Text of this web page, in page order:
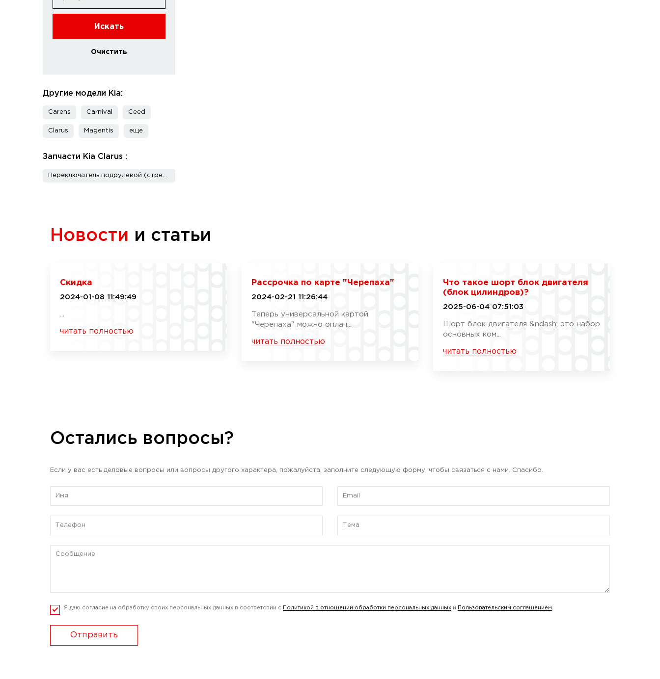
Искать
Очистить
Другие модели Kia:
Carens Carnival Ceed
Clarus Magentis еще
Запчасти Kia Clarus :
Новости и статьи
Скидка
2024-01-08 11:49:49
читать полностью
Рассрочка по карте "Черепаха"
2024-02-21 11:26:44
Теперь универсальной картой
"Черепаха" можно оплач...
читать полностью
Что такое шорт блок двигателя
(блок цилиндров)?
2025-06-04 07:51:03
Шорт блок двигателя &ndash; это набор
основных ком...
читать полностью
Остались вопросы?
Если у вас есть деловые вопросы или вопросы другого характера, пожалуйста, заполните следующую форму, чтобы связаться с нами. Спасибо.
Я даю согласие на обработку своих персональных данных в соответсвии с Политикой в отношении обработки персональных данных и Пользовательским соглашением
Отправить